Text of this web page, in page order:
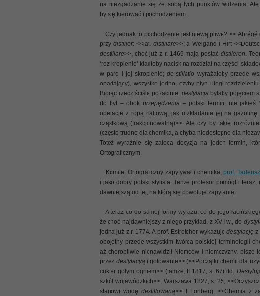
na niezgadzanie się ze sobą tych punktów widzenia.
by się kierować i pochodzeniem.
Czy jednak to pochodzenie jest niewątpliwe? <<
przy distiller: <<lat. distillare>>; a Weigand i Hirt
destillare>>, choć już z r. 1469 mają postaćdistileren .
‘roz-kroplenie’ kładłoby nacisk na rozdział na części
w parę i jej skroplenie;de-stillatio wyrażałoby przede
opadający), wszystko jedno, czyby płyn uległ rozdzieleniu
Biorąc rzecz ściśle po łacinie, destylacja byłaby pojęciem
(to był – obokprzepędzenia – polski termin, nie jakieś
operacje z ropą naftową, jak rozkładanie jej na
cząstkową (frakcjonowalną)>>. Ale czy by takie
(często trudne dla chemika, a chyba niedostępne dla
Toteż wyraźnie się zaleca decyzja na jeden termin,
Ortograficznym.
Komitet Ortograficzny zapytywał i chemika, prof.
i jako dobry polski stylista. Tenże profesor pomógł i
dawniejszą od tej, na którą się powołuje zapytanie.
A teraz co do samej formy wyrazu, co do jego
że choć najdawniejszy z niego przykład, z XVII w., do
jedna już z r. 1774. A prof. Estreicher wykazuje destylację z
obojętny przede wszystkim twórca polskiej terminologii
aż chorobliwie nienawidził Niemców i niemczyzny, pisze
przez destylacyą i gotowanie>> (<<Początki chemii dla
cukier gołym ogniem>> (tamże, II 1817, s. 67) itd.
szkół wojewódzkich>>, Warszawa 1827, s. 25;
stanowi wodę destillowaną>>; I Fonberg, <<Chemia z